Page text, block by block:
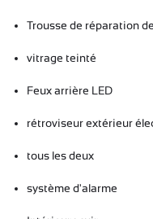
Trousse de réparation
vitrage teinté
Feux arrière LED
rétroviseur extérieur
tous les deux
système d'alarme